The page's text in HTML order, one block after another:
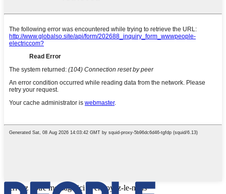
Écrivez votre message ici et envoyez-le-nous